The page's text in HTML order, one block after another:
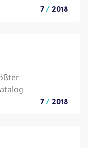
7 /2018
7 /2018